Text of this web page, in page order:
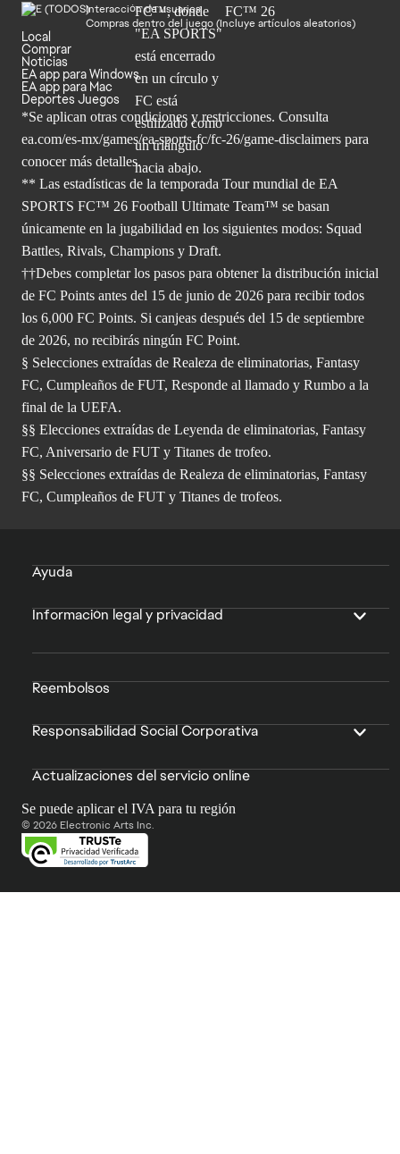
Interacción de usuarios
Compras dentro del juego (Incluye artículos aleatorios)
Local
Comprar
Noticias
EA app para Windows
EA app para Mac
Deportes Juegos
*Se aplican otras condiciones y restricciones. Consulta
ea.com/es-mx/games/ea-sports-fc/fc-26/game-disclaimers para
conocer más detalles.
** Las estadísticas de la temporada Tour mundial de EA
SPORTS FC™ 26 Football Ultimate Team™ se basan
únicamente en la jugabilidad en los siguientes modos: Squad
Battles, Rivals, Champions y Draft.
††Debes completar los pasos para obtener la distribución inicial
de FC Points antes del 15 de junio de 2026 para recibir todos
los 6,000 FC Points. Si canjeas después del 15 de septiembre
de 2026, no recibirás ningún FC Point.
§ Selecciones extraídas de Realeza de eliminatorias, Fantasy
FC, Cumpleaños de FUT, Responde al llamado y Rumbo a la
final de la UEFA.
§§ Elecciones extraídas de Leyenda de eliminatorias, Fantasy
FC, Aniversario de FUT y Titanes de trofeo.
§§ Selecciones extraídas de Realeza de eliminatorias, Fantasy
FC, Cumpleaños de FUT y Titanes de trofeos.
Ayuda
Información legal y privacidad
Reembolsos
Responsabilidad Social Corporativa
Actualizaciones del servicio online
Se puede aplicar el IVA para tu región
© 2026 Electronic Arts Inc.